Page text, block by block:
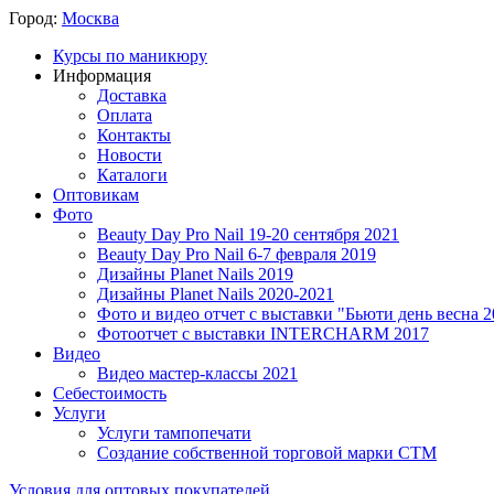
Город: Москва
Курсы по маникюру
Информация
Доставка
Оплата
Контакты
Новости
Каталоги
Оптовикам
Фото
Beauty Day Pro Nail 19-20 сентября 2021
Beauty Day Pro Nail 6-7 февраля 2019
Дизайны Planet Nails 2019
Дизайны Planet Nails 2020-2021
Фото и видео отчет с выставки "Бьюти день весна
Фотоотчет с выставки INTERCHARM 2017
Видео
Видео мастер-классы 2021
Себестоимость
Услуги
Услуги тампопечати
Создание собственной торговой марки СТМ
Условия для оптовых покупателей